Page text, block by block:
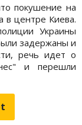
покушение на
в центре Киева.
Украины
задержаны и
речь идет о
и перешли